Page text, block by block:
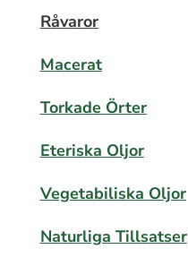
Råvaror
Macerat
Torkade Örter
Eteriska Oljor
Vegetabiliska Oljor
Naturliga Tillsatser